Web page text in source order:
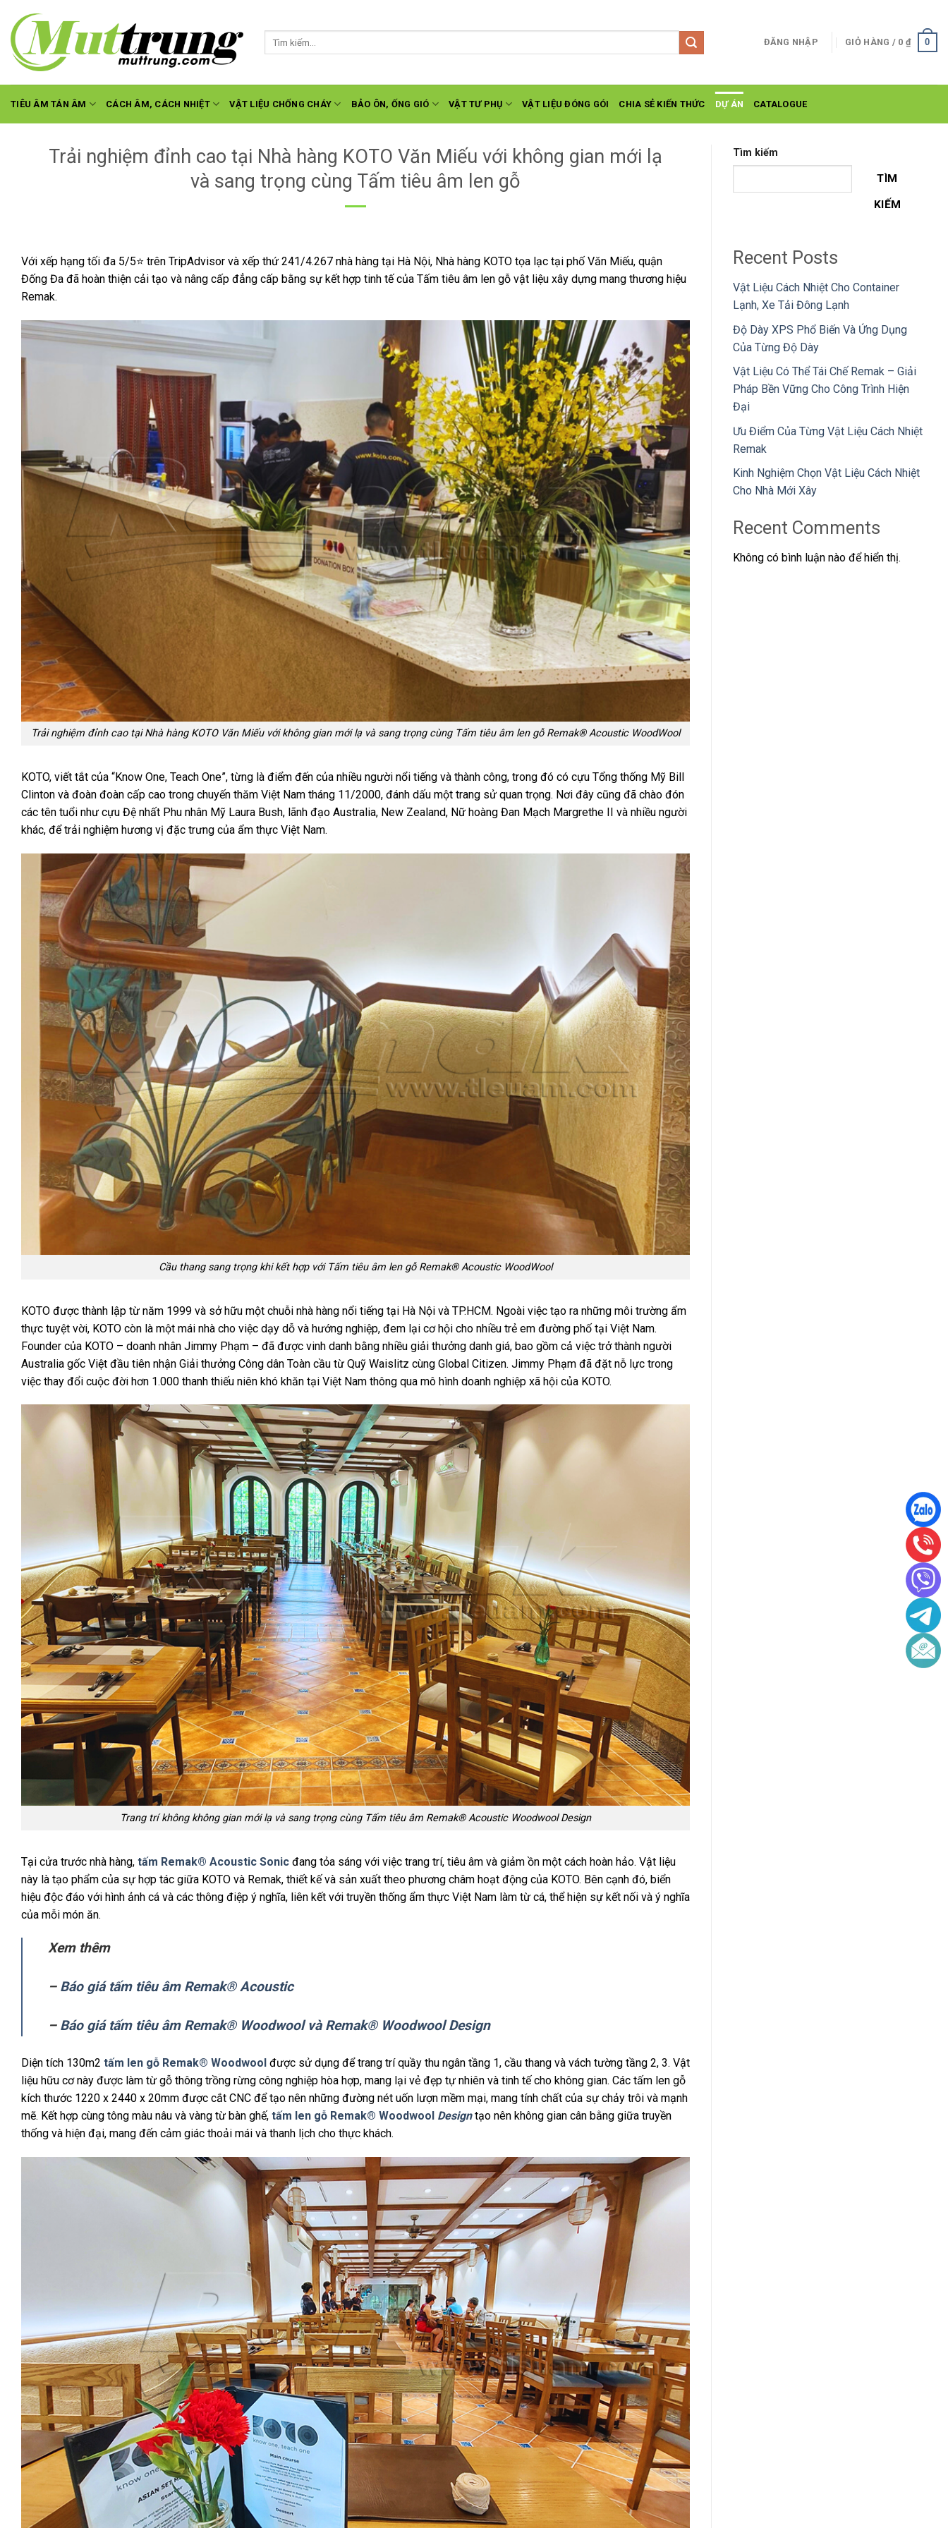
content
ĐĂNG NHẬP GIỎ HÀNG / 0 ₫ 0
TIÊU ÂM TÁN ÂM CÁCH ÂM, CÁCH NHIỆT VẬT LIỆU CHỐNG CHÁY BẢO ÔN, ỐNG GIÓ VẬT TƯ PHỤ VẬT LIỆU ĐÓNG GÓI CHIA SẺ KIẾN THỨC DỰ ÁN CATALOGUE
Trải nghiệm đỉnh cao tại Nhà hàng KOTO Văn Miếu với không gian mới lạ
và sang trọng cùng Tấm tiêu âm len gỗ
Với xếp hạng tối đa 5/5⭐️ trên TripAdvisor và xếp thứ 241/4.267 nhà hàng tại Hà Nội, Nhà hàng KOTO tọa lạc tại phố Văn Miếu, quận
Đống Đa đã hoàn thiện cải tạo và nâng cấp đẳng cấp bằng sự kết hợp tinh tế của Tấm tiêu âm len gỗ vật liệu xây dựng mang thương hiệu
Remak.
Trải nghiệm đỉnh cao tại Nhà hàng KOTO Văn Miếu với không gian mới lạ và sang trọng cùng Tấm tiêu âm len gỗ Remak® Acoustic WoodWool
KOTO, viết tắt của “Know One, Teach One”, từng là điểm đến của nhiều người nổi tiếng và thành công, trong đó có cựu Tổng thống Mỹ Bill
Clinton và đoàn đoàn cấp cao trong chuyến thăm Việt Nam tháng 11/2000, đánh dấu một trang sử quan trọng. Nơi đây cũng đã chào đón
các tên tuổi như cựu Đệ nhất Phu nhân Mỹ Laura Bush, lãnh đạo Australia, New Zealand, Nữ hoàng Đan Mạch Margrethe II và nhiều người
khác, để trải nghiệm hương vị đặc trưng của ẩm thực Việt Nam.
Cầu thang sang trọng khi kết hợp với Tấm tiêu âm len gỗ Remak® Acoustic WoodWool
KOTO được thành lập từ năm 1999 và sở hữu một chuỗi nhà hàng nổi tiếng tại Hà Nội và TP.HCM. Ngoài việc tạo ra những môi trường ẩm
thực tuyệt vời, KOTO còn là một mái nhà cho việc dạy dỗ và hướng nghiệp, đem lại cơ hội cho nhiều trẻ em đường phố tại Việt Nam.
Founder của KOTO – doanh nhân Jimmy Phạm – đã được vinh danh bằng nhiều giải thưởng danh giá, bao gồm cả việc trở thành người
Australia gốc Việt đầu tiên nhận Giải thưởng Công dân Toàn cầu từ Quỹ Waislitz cùng Global Citizen. Jimmy Phạm đã đặt nỗ lực trong
việc thay đổi cuộc đời hơn 1.000 thanh thiếu niên khó khăn tại Việt Nam thông qua mô hình doanh nghiệp xã hội của KOTO.
Trang trí không không gian mới lạ và sang trọng cùng Tấm tiêu âm Remak® Acoustic Woodwool Design
Tại cửa trước nhà hàng, tấm Remak® Acoustic Sonic đang tỏa sáng với việc trang trí, tiêu âm và giảm ồn một cách hoàn hảo. Vật liệu
này là tạo phẩm của sự hợp tác giữa KOTO và Remak, thiết kế và sản xuất theo phương châm hoạt động của KOTO. Bên cạnh đó, biển
hiệu độc đáo với hình ảnh cá và các thông điệp ý nghĩa, liên kết với truyền thống ẩm thực Việt Nam làm từ cá, thể hiện sự kết nối và ý nghĩa
của mỗi món ăn.
Xem thêm
– Báo giá tấm tiêu âm Remak® Acoustic
– Báo giá tấm tiêu âm Remak® Woodwool và Remak® Woodwool Design
Diện tích 130m2 tấm len gỗ Remak® Woodwool được sử dụng để trang trí quầy thu ngân tầng 1, cầu thang và vách tường tầng 2, 3. Vật
liệu hữu cơ này được làm từ gỗ thông trồng rừng công nghiệp hòa hợp, mang lại vẻ đẹp tự nhiên và tinh tế cho không gian. Các tấm len gỗ
kích thước 1220 x 2440 x 20mm được cắt CNC để tạo nên những đường nét uốn lượn mềm mại, mang tính chất của sự chảy trôi và mạnh
mẽ. Kết hợp cùng tông màu nâu và vàng từ bàn ghế, tấm len gỗ Remak® Woodwool Designtạo nên không gian cân bằng giữa truyền
thống và hiện đại, mang đến cảm giác thoải mái và thanh lịch cho thực khách.
Tìm kiếm
TÌM
KIẾM
Recent Posts
Vật Liệu Cách Nhiệt Cho Container
Lạnh, Xe Tải Đông Lạnh
Độ Dày XPS Phổ Biến Và Ứng Dụng
Của Từng Độ Dày
Vật Liệu Có Thể Tái Chế Remak – Giải
Pháp Bền Vững Cho Công Trình Hiện
Đại
Ưu Điểm Của Từng Vật Liệu Cách Nhiệt
Remak
Kinh Nghiệm Chọn Vật Liệu Cách Nhiệt
Cho Nhà Mới Xây
Recent Comments
Không có bình luận nào để hiển thị.